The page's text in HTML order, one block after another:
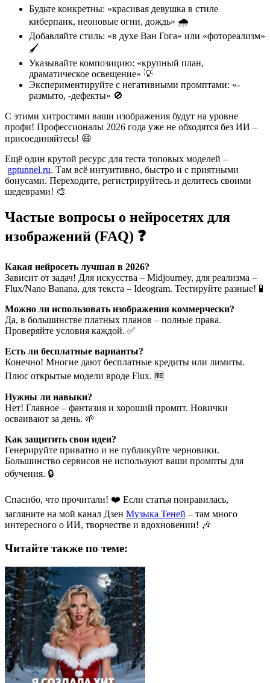
Будьте конкретны: «красивая девушка в стиле
киберпанк, неоновые огни, дождь» 🌧️
Добавляйте стиль: «в духе Ван Гога» или «фотореализм»
🖌️
Указывайте композицию: «крупный план,
драматическое освещение» 💡
Экспериментируйте с негативными промптами: «-
размыто, -дефекты» 🚫
С этими хитростями ваши изображения будут на уровне
профи! Профессионалы 2026 года уже не обходятся без ИИ –
присоединяйтесь! 😄
Ещё один крутой ресурс для теста топовых моделей –
gptunnel.ru. Там всё интуитивно, быстро и с приятными
бонусами. Переходите, регистрируйтесь и делитесь своими
шедеврами! 🎨
Частые вопросы о нейросетях для
изображений (FAQ) ❓
Какая нейросеть лучшая в 2026?
Зависит от задач! Для искусства – Midjourney, для реализма –
Flux/Nano Banana, для текста – Ideogram. Тестируйте разные! 🧪
Можно ли использовать изображения коммерчески?
Да, в большинстве платных планов – полные права.
Проверяйте условия каждой. ✅
Есть ли бесплатные варианты?
Конечно! Многие дают бесплатные кредиты или лимиты.
Плюс открытые модели вроде Flux. 🆓
Нужны ли навыки?
Нет! Главное – фантазия и хороший промпт. Новички
осваивают за день. 🌱
Как защитить свои идеи?
Генерируйте приватно и не публикуйте черновики.
Большинство сервисов не используют ваши промпты для
обучения. 🔒
Спасибо, что прочитали! ❤️ Если статья понравилась,
загляните на мой канал Дзен Музыка Теней – там много
интересного о ИИ, творчестве и вдохновении! 🎶
Читайте также по теме: